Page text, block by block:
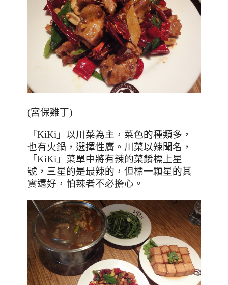
(宮保雞丁)
「 KiKi 」以川菜為主，菜色的種類多，
也有火鍋，選擇性廣。川菜以辣聞名，
「 KiKi 」菜單中將有辣的菜餚標上星
號，三星的是最辣的，但標一顆星的其
實還好，怕辣者不必擔心。